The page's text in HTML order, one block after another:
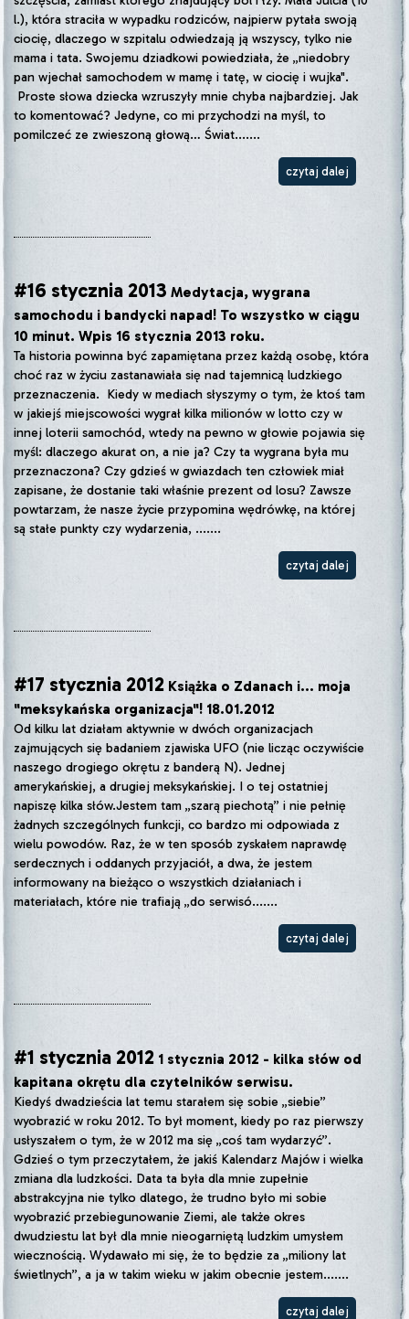
l.), która straciła w wypadku rodziców, najpierw pytała swoją
ciocię, dlaczego w szpitalu odwiedzają ją wszyscy, tylko nie
mama i tata. Swojemu dziadkowi powiedziała, że „niedobry
pan wjechał samochodem w mamę i tatę, w ciocię i wujka".
Proste słowa dziecka wzruszyły mnie chyba najbardziej. Jak
to komentować? Jedyne, co mi przychodzi na myśl, to
pomilczeć ze zwieszoną głową… Świat.......
czytaj dalej
#16 stycznia 2013 Medytacja, wygrana
samochodu i bandycki napad! To wszystko w ciągu
10 minut. Wpis 16 stycznia 2013 roku.
Ta historia powinna być zapamiętana przez każdą osobę, która
choć raz w życiu zastanawiała się nad tajemnicą ludzkiego
przeznaczenia. Kiedy w mediach słyszymy o tym, że ktoś tam
w jakiejś miejscowości wygrał kilka milionów w lotto czy w
innej loterii samochód, wtedy na pewno w głowie pojawia się
myśl: dlaczego akurat on, a nie ja? Czy ta wygrana była mu
przeznaczona? Czy gdzieś w gwiazdach ten człowiek miał
zapisane, że dostanie taki właśnie prezent od losu? Zawsze
powtarzam, że nasze życie przypomina wędrówkę, na której
są stałe punkty czy wydarzenia, .......
czytaj dalej
#17 stycznia 2012 Książka o Zdanach i... moja
"meksykańska organizacja"! 18.01.2012
Od kilku lat działam aktywnie w dwóch organizacjach
zajmujących się badaniem zjawiska UFO (nie licząc oczywiście
naszego drogiego okrętu z banderą N). Jednej
amerykańskiej, a drugiej meksykańskiej. I o tej ostatniej
napiszę kilka słów.Jestem tam „szarą piechotą” i nie pełnię
żadnych szczególnych funkcji, co bardzo mi odpowiada z
wielu powodów. Raz, że w ten sposób zyskałem naprawdę
serdecznych i oddanych przyjaciół, a dwa, że jestem
informowany na bieżąco o wszystkich działaniach i
materiałach, które nie trafiają „do serwisó.......
czytaj dalej
#1 stycznia 2012 1 stycznia 2012 - kilka słów od
kapitana okrętu dla czytelników serwisu.
Kiedyś dwadzieścia lat temu starałem się sobie „siebie”
wyobrazić w roku 2012. To był moment, kiedy po raz pierwszy
usłyszałem o tym, że w 2012 ma się „coś tam wydarzyć”.
Gdzieś o tym przeczytałem, że jakiś Kalendarz Majów i wielka
zmiana dla ludzkości. Data ta była dla mnie zupełnie
abstrakcyjna nie tylko dlatego, że trudno było mi sobie
wyobrazić przebiegunowanie Ziemi, ale także okres
dwudziestu lat był dla mnie nieogarniętą ludzkim umysłem
wiecznością. Wydawało mi się, że to będzie za „miliony lat
świetlnych”, a ja w takim wieku w jakim obecnie jestem.......
czytaj dalej